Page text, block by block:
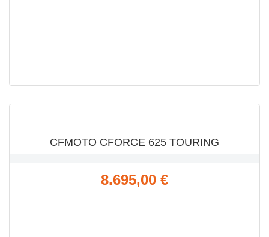
VISTA RÁPIDA
CFMOTO CFORCE 625 TOURING
Precio
8.695,00 €